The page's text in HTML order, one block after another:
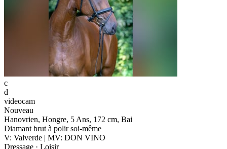
c
d
videocam
Nouveau
Hanovrien, Hongre, 5 Ans, 172 cm, Bai
Diamant brut à polir soi-même
V: Valverde | MV: DON VINO
Dressage · Loisir